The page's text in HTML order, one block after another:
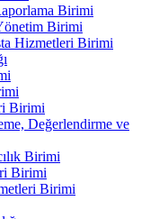
Birimi
Birimi
Hizmetleri Birimi
Birimi
Değerlendirme ve
Birimi
Birimi
Birimi